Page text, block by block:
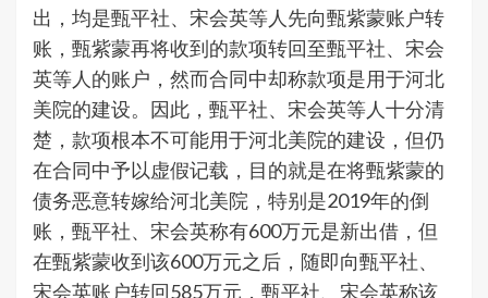
出，均是甄平社、宋会英等人先向甄紫蒙账户转
账，甄紫蒙再将收到的款项转回至甄平社、宋会
英等人的账户，然而合同中却称款项是用于河北
美院的建设。因此，甄平社、宋会英等人十分清
楚，款项根本不可能用于河北美院的建设，但仍
在合同中予以虚假记载，目的就是在将甄紫蒙的
债务恶意转嫁给河北美院，特别是2019年的倒
账，甄平社、宋会英称有600万元是新出借，但
在甄紫蒙收到该600万元之后，随即向甄平社、
宋会英账户转回585万元，甄平社、宋会英称该